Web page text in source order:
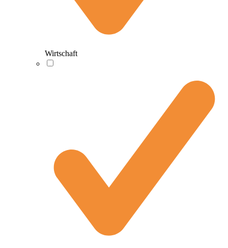
Wirtschaft